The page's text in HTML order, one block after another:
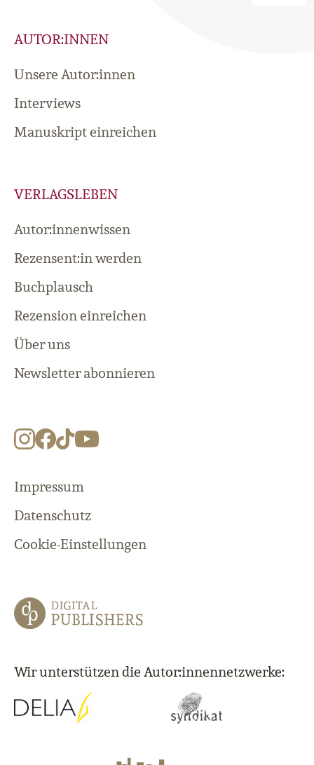
AUTOR:INNEN
Unsere Autor:innen
Interviews
Manuskript einreichen
VERLAGSLEBEN
Autor:innenwissen
Rezensent:in werden
Buchplausch
Rezension einreichen
Über uns
Newsletter abonnieren
Impressum
Datenschutz
Cookie-Einstellungen
Wir unterstützen die Autor:innennetzwerke: